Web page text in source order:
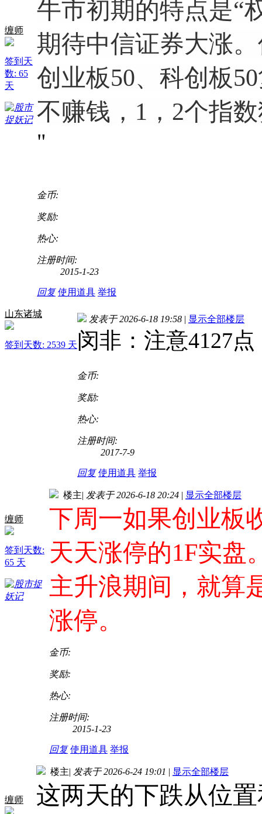
缠师
签到天
数: 65
天
牛市初期的特点是“
期待中信证券大涨
创业板50、科创板
不赚钱，1，2个指
"
金币:
奖励:
热心:
注册时间:
2015-1-23
回复 使用道具 举报
山东诸城
签到天数: 2539 天
发表于 2026-6-18 19:58 | 显示全部楼层
闵非：注意4127
金币:
奖励:
热心:
注册时间:
2017-7-9
回复 使用道具 举报
缠师
签到天数:
65 天
楼主| 发表于 2026-6-18 20:24 | 显示全部楼层
下周一如果创业板
天天涨停的1F实盘
主升浪期间，就算
涨停。
金币:
奖励:
热心:
注册时间:
2015-1-23
回复 使用道具 举报
缠师
楼主| 发表于 2026-6-24 19:01 | 显示全部楼层
这两天的下跌从位